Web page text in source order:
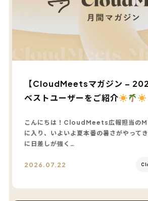
【CloudMeetsマガジン –
ベストユーザーをご紹介
こんにちは！CloudMeets広報担当のM
に入り、いよいよ夏本番の暑さがやって
に日差しが強く…
2026.07.22